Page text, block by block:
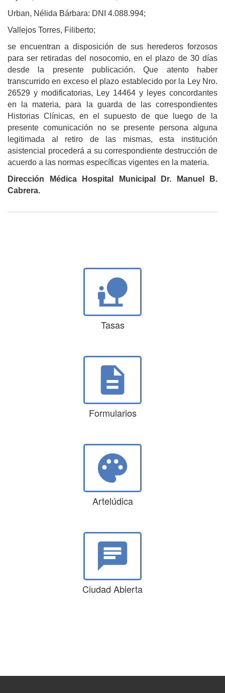
Urban, Nélida Bárbara: DNI 4.088.994;
Vallejos Torres, Filiberto;
se encuentran a disposición de sus herederos forzosos
para ser retiradas del nosocomio, en el plazo de 30 días
desde la presente publicación. Que atento haber
transcurrido en exceso el plazo establecido por la Ley Nro.
26529 y modificatorias, Ley 14464 y leyes concordantes
en la materia, para la guarda de las correspondientes
Historias Clínicas, en el supuesto de que luego de la
presente comunicación no se presente persona alguna
legitimada al retiro de las mismas, esta institución
asistencial procederá a su correspondiente destrucción de
acuerdo a las normas específicas vigentes en la materia.
Dirección Médica Hospital Municipal Dr. Manuel B.
Cabrera.
nature_people
Tasas
description
Formularios
palette
Artelúdica
chat
Ciudad Abierta